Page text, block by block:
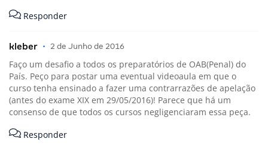
Responder
kleber • 2 de Junho de 2016
Faço um desafio a todos os preparatórios de OAB(Penal) do
País. Peço para postar uma eventual videoaula em que o
curso tenha ensinado a fazer uma contrarrazões de apelação
(antes do exame XIX em 29/05/2016)! Parece que há um
consenso de que todos os cursos negligenciaram essa peça.
Responder